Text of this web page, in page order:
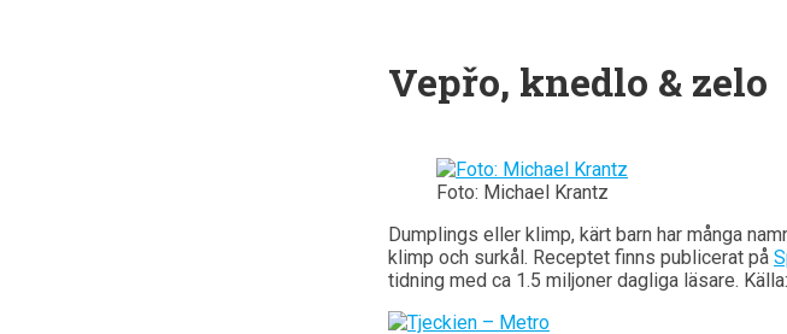
Vepřo, knedlo & zelo
Foto: Michael Krantz
Dumplings eller klimp, kärt barn har många
klimp och surkål. Receptet finns publicerat på
tidning med ca 1.5 miljoner dagliga läsare.